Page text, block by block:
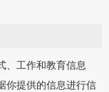
、工作和教育信息
你提供的信息进行信